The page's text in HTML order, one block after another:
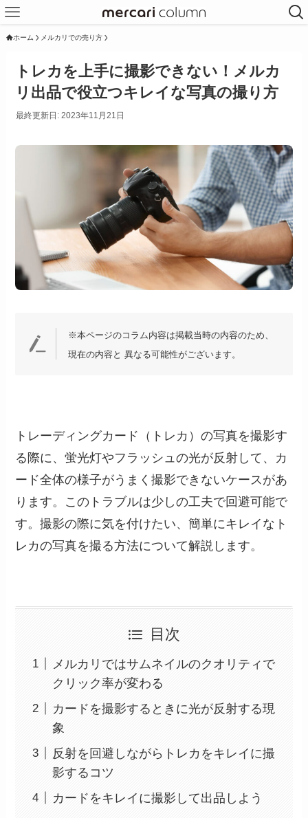
ホーム メルカリでの売り方
トレカを上手に撮影できない！メルカ
リ出品で役立つキレイな写真の撮り方
最終更新日: 2023年11月21日
※本ページのコラム内容は掲載当時の内容のため、
現在の内容と 異なる可能性がございます。
トレーディングカード（トレカ）の写真を撮影す
る際に、蛍光灯やフラッシュの光が反射して、カ
ード全体の様子がうまく撮影できないケースがあ
ります。このトラブルは少しの工夫で回避可能で
す。撮影の際に気を付けたい、簡単にキレイなト
レカの写真を撮る方法について解説します。
目次
メルカリではサムネイルのクオリティで
クリック率が変わる
カードを撮影するときに光が反射する現
象
反射を回避しながらトレカをキレイに撮
影するコツ
カードをキレイに撮影して出品しよう